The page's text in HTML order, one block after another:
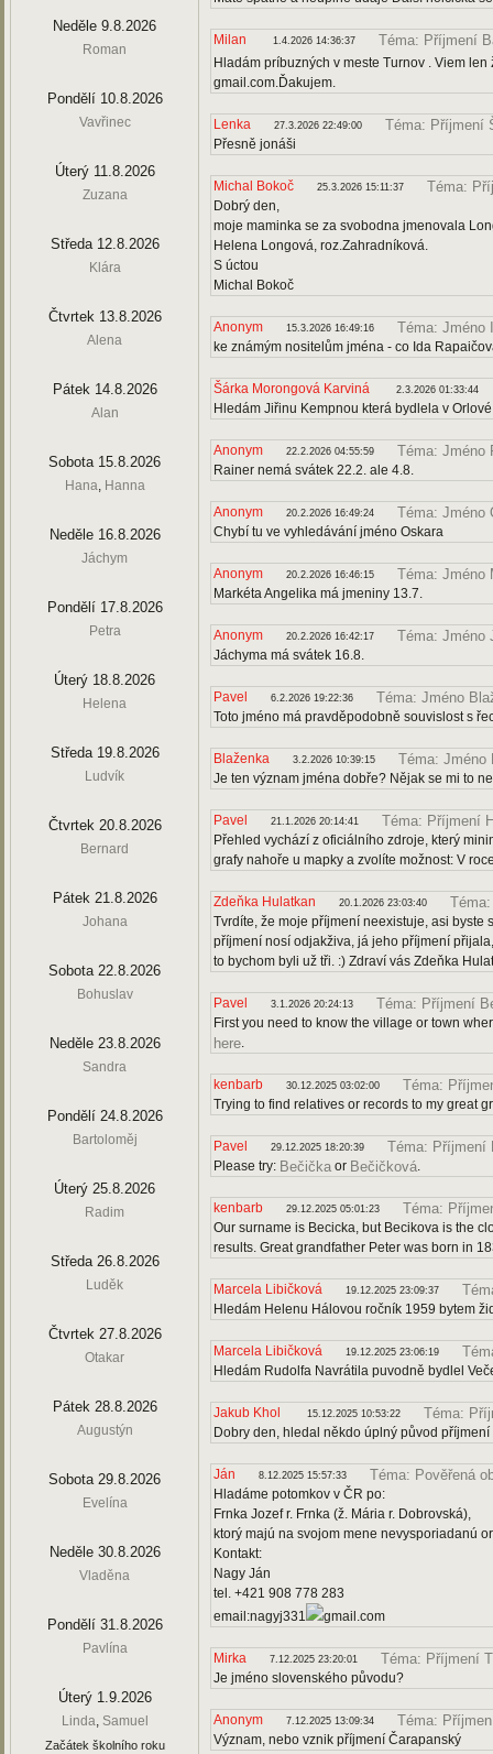
Neděle 9.8.2026
Roman
Pondělí 10.8.2026
Vavřinec
Úterý 11.8.2026
Zuzana
Středa 12.8.2026
Klára
Čtvrtek 13.8.2026
Alena
Pátek 14.8.2026
Alan
Sobota 15.8.2026
Hana, Hanna
Neděle 16.8.2026
Jáchym
Pondělí 17.8.2026
Petra
Úterý 18.8.2026
Helena
Středa 19.8.2026
Ludvík
Čtvrtek 20.8.2026
Bernard
Pátek 21.8.2026
Johana
Sobota 22.8.2026
Bohuslav
Neděle 23.8.2026
Sandra
Pondělí 24.8.2026
Bartoloměj
Úterý 25.8.2026
Radim
Středa 26.8.2026
Luděk
Čtvrtek 27.8.2026
Otakar
Pátek 28.8.2026
Augustýn
Sobota 29.8.2026
Evelína
Neděle 30.8.2026
Vladěna
Pondělí 31.8.2026
Pavlína
Úterý 1.9.2026
Linda, Samuel
Začátek školního roku
Milan 1.4.2026 14:36:37 Téma: Příjmení
Hladám príbuzných v meste Turnov . Viem
gmail.com.Ďakujem.
Lenka 27.3.2026 22:49:00 Téma: Příjmení
Přesně jonáši
Michal Bokoč 25.3.2026 15:11:37 Téma:
Dobrý den,
moje maminka se za svobodna jmenovala
Helena Longová, roz.Zahradníková.
S úctou
Michal Bokoč
Anonym 15.3.2026 16:49:16 Téma: Jméno
ke známým nositelům jména - co Ida
Šárka Morongová Karviná 2.3.2026 01:33:44
Hledám Jiřinu Kempnou která bydlela v
Anonym 22.2.2026 04:55:59 Téma: Jméno
Rainer nemá svátek 22.2. ale 4.8.
Anonym 20.2.2026 16:49:24 Téma: Jméno
Chybí tu ve vyhledávání jméno Oskara
Anonym 20.2.2026 16:46:15 Téma: Jméno
Markéta Angelika má jmeniny 13.7.
Anonym 20.2.2026 16:42:17 Téma: Jméno
Jáchyma má svátek 16.8.
Pavel 6.2.2026 19:22:36 Téma: Jméno
Toto jméno má pravděpodobně souvislost s
Blaženka 3.2.2026 10:39:15 Téma: Jméno
Je ten význam jména dobře? Nějak se mi to
Pavel 21.1.2026 20:14:41 Téma: Příjmení
Přehled vychází z oficiálního zdroje, který
grafy nahoře u mapky a zvolíte možnost: V
Zdeňka Hulatkan 20.1.2026 23:03:40
Tvrdíte, že moje příjmení neexistuje, asi byste
příjmení nosí odjakživa, já jeho příjmení
to bychom byli už tři. :) Zdraví vás Zdeňka
Pavel 3.1.2026 20:24:13 Téma: Příjmení
First you need to know the village or town
here.
kenbarb 30.12.2025 03:02:00 Téma:
Trying to find relatives or records to my great
Pavel 29.12.2025 18:20:39 Téma: Příjmení
Please try: Bečička or Bečičková.
kenbarb 29.12.2025 05:01:23 Téma:
Our surname is Becicka, but Becikova is the
results. Great grandfather Peter was born in
Marcela Libičková 19.12.2025 23:09:37
Hledám Helenu Hálovou ročník 1959 bytem
Marcela Libičková 19.12.2025 23:06:19
Hledám Rudolfa Navrátila puvodně bydlel
Jakub Khol 15.12.2025 10:53:22 Téma:
Dobry den, hledal někdo úplný původ příjmení
Ján 8.12.2025 15:57:33 Téma: Pověřená
Hladáme potomkov v ČR po:
Frnka Jozef r. Frnka (ž. Mária r. Dobrovská),
ktorý majú na svojom mene nevysporiadanú
Kontakt:
Nagy Ján
tel. +421 908 778 283
email:nagyj331
gmail.com
Mirka 7.12.2025 23:20:01 Téma: Příjmení
Je jméno slovenského původu?
Anonym 7.12.2025 13:09:34 Téma:
Význam, nebo vznik příjmení Čarapanský